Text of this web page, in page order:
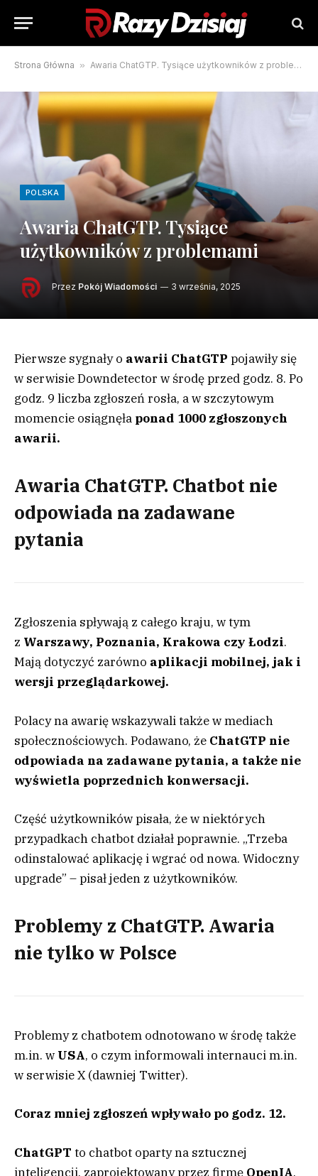
Strona Główna » Awaria ChatGTP. Tysiące użytkowników z problemami
POLSKA
Awaria ChatGTP. Tysiące
użytkowników z problemami
Przez Pokój Wiadomości 3 września, 2025
Pierwsze sygnały o awarii ChatGTP pojawiły się
w serwisie Downdetector w środę przed godz. 8. Po
godz. 9 liczba zgłoszeń rosła, a w szczytowym
momencie osiągnęła ponad 1000 zgłoszonych
awarii.
Awaria ChatGTP. Chatbot nie
odpowiada na zadawane
pytania
Zgłoszenia spływają z całego kraju, w tym
z Warszawy, Poznania, Krakowa czy Łodzi.
Mają dotyczyć zarówno aplikacji mobilnej, jak i
wersji przeglądarkowej.
Polacy na awarię wskazywali także w mediach
społecznościowych. Podawano, że ChatGTP nie
odpowiada na zadawane pytania, a także nie
wyświetla poprzednich konwersacji.
Część użytkowników pisała, że w niektórych
przypadkach chatbot działał poprawnie. „Trzeba
odinstalować aplikację i wgrać od nowa. Widoczny
upgrade” – pisał jeden z użytkowników.
Problemy z ChatGTP. Awaria
nie tylko w Polsce
Problemy z chatbotem odnotowano w środę także
m.in. w USA, o czym informowali internauci m.in.
w serwisie X (dawniej Twitter).
Coraz mniej zgłoszeń wpływało po godz. 12.
ChatGPT to chatbot oparty na sztucznej
inteligencji, zaprojektowany przez firmę OpenIA.